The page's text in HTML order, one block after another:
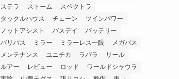
ステラ
ストーム
スペクトラ
タックルハウス
チェーン
ツインパワー
ノットアシスト
バスデイ
バッテリー
バリバス
ミラー ミラーレス一眼
メガバス
メンテナンス
ユニチカ ラパラ
リール
ルアー
レビュー ロッド
ワールドシャウラ